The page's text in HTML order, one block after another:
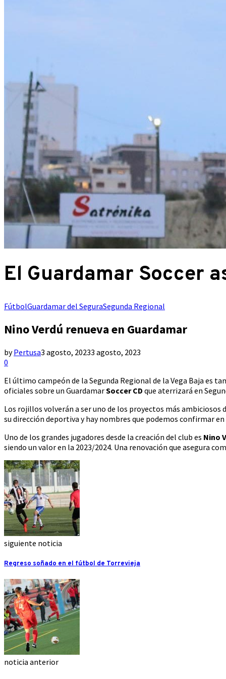
El Guardamar Soccer
FútbolGuardamar del SeguraSegunda Regional
Nino Verdú renueva en Guardamar
byPertusa3 agosto, 20233 agosto, 2023
0
El último campeón de la Segunda Regional de la Vega Baja es
oficiales sobre un GuardamarSoccer CD que aterrizará en
Los rojillos volverán a ser uno de los proyectos más ambiciosos
su dirección deportiva y hay nombres que podemos confirmar
Uno de los grandes jugadores desde la creación del club es Nino
siendo un valor en la 2023/2024. Una renovación que asegura
siguiente noticia
Regreso soñado en el fútbol de Torrevieja
noticia anterior